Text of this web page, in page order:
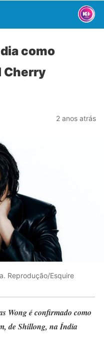
como
Cherry
2 anos atrás
Reprodução/Esquire
Wong é confirmado como
de Shillong, na Índia